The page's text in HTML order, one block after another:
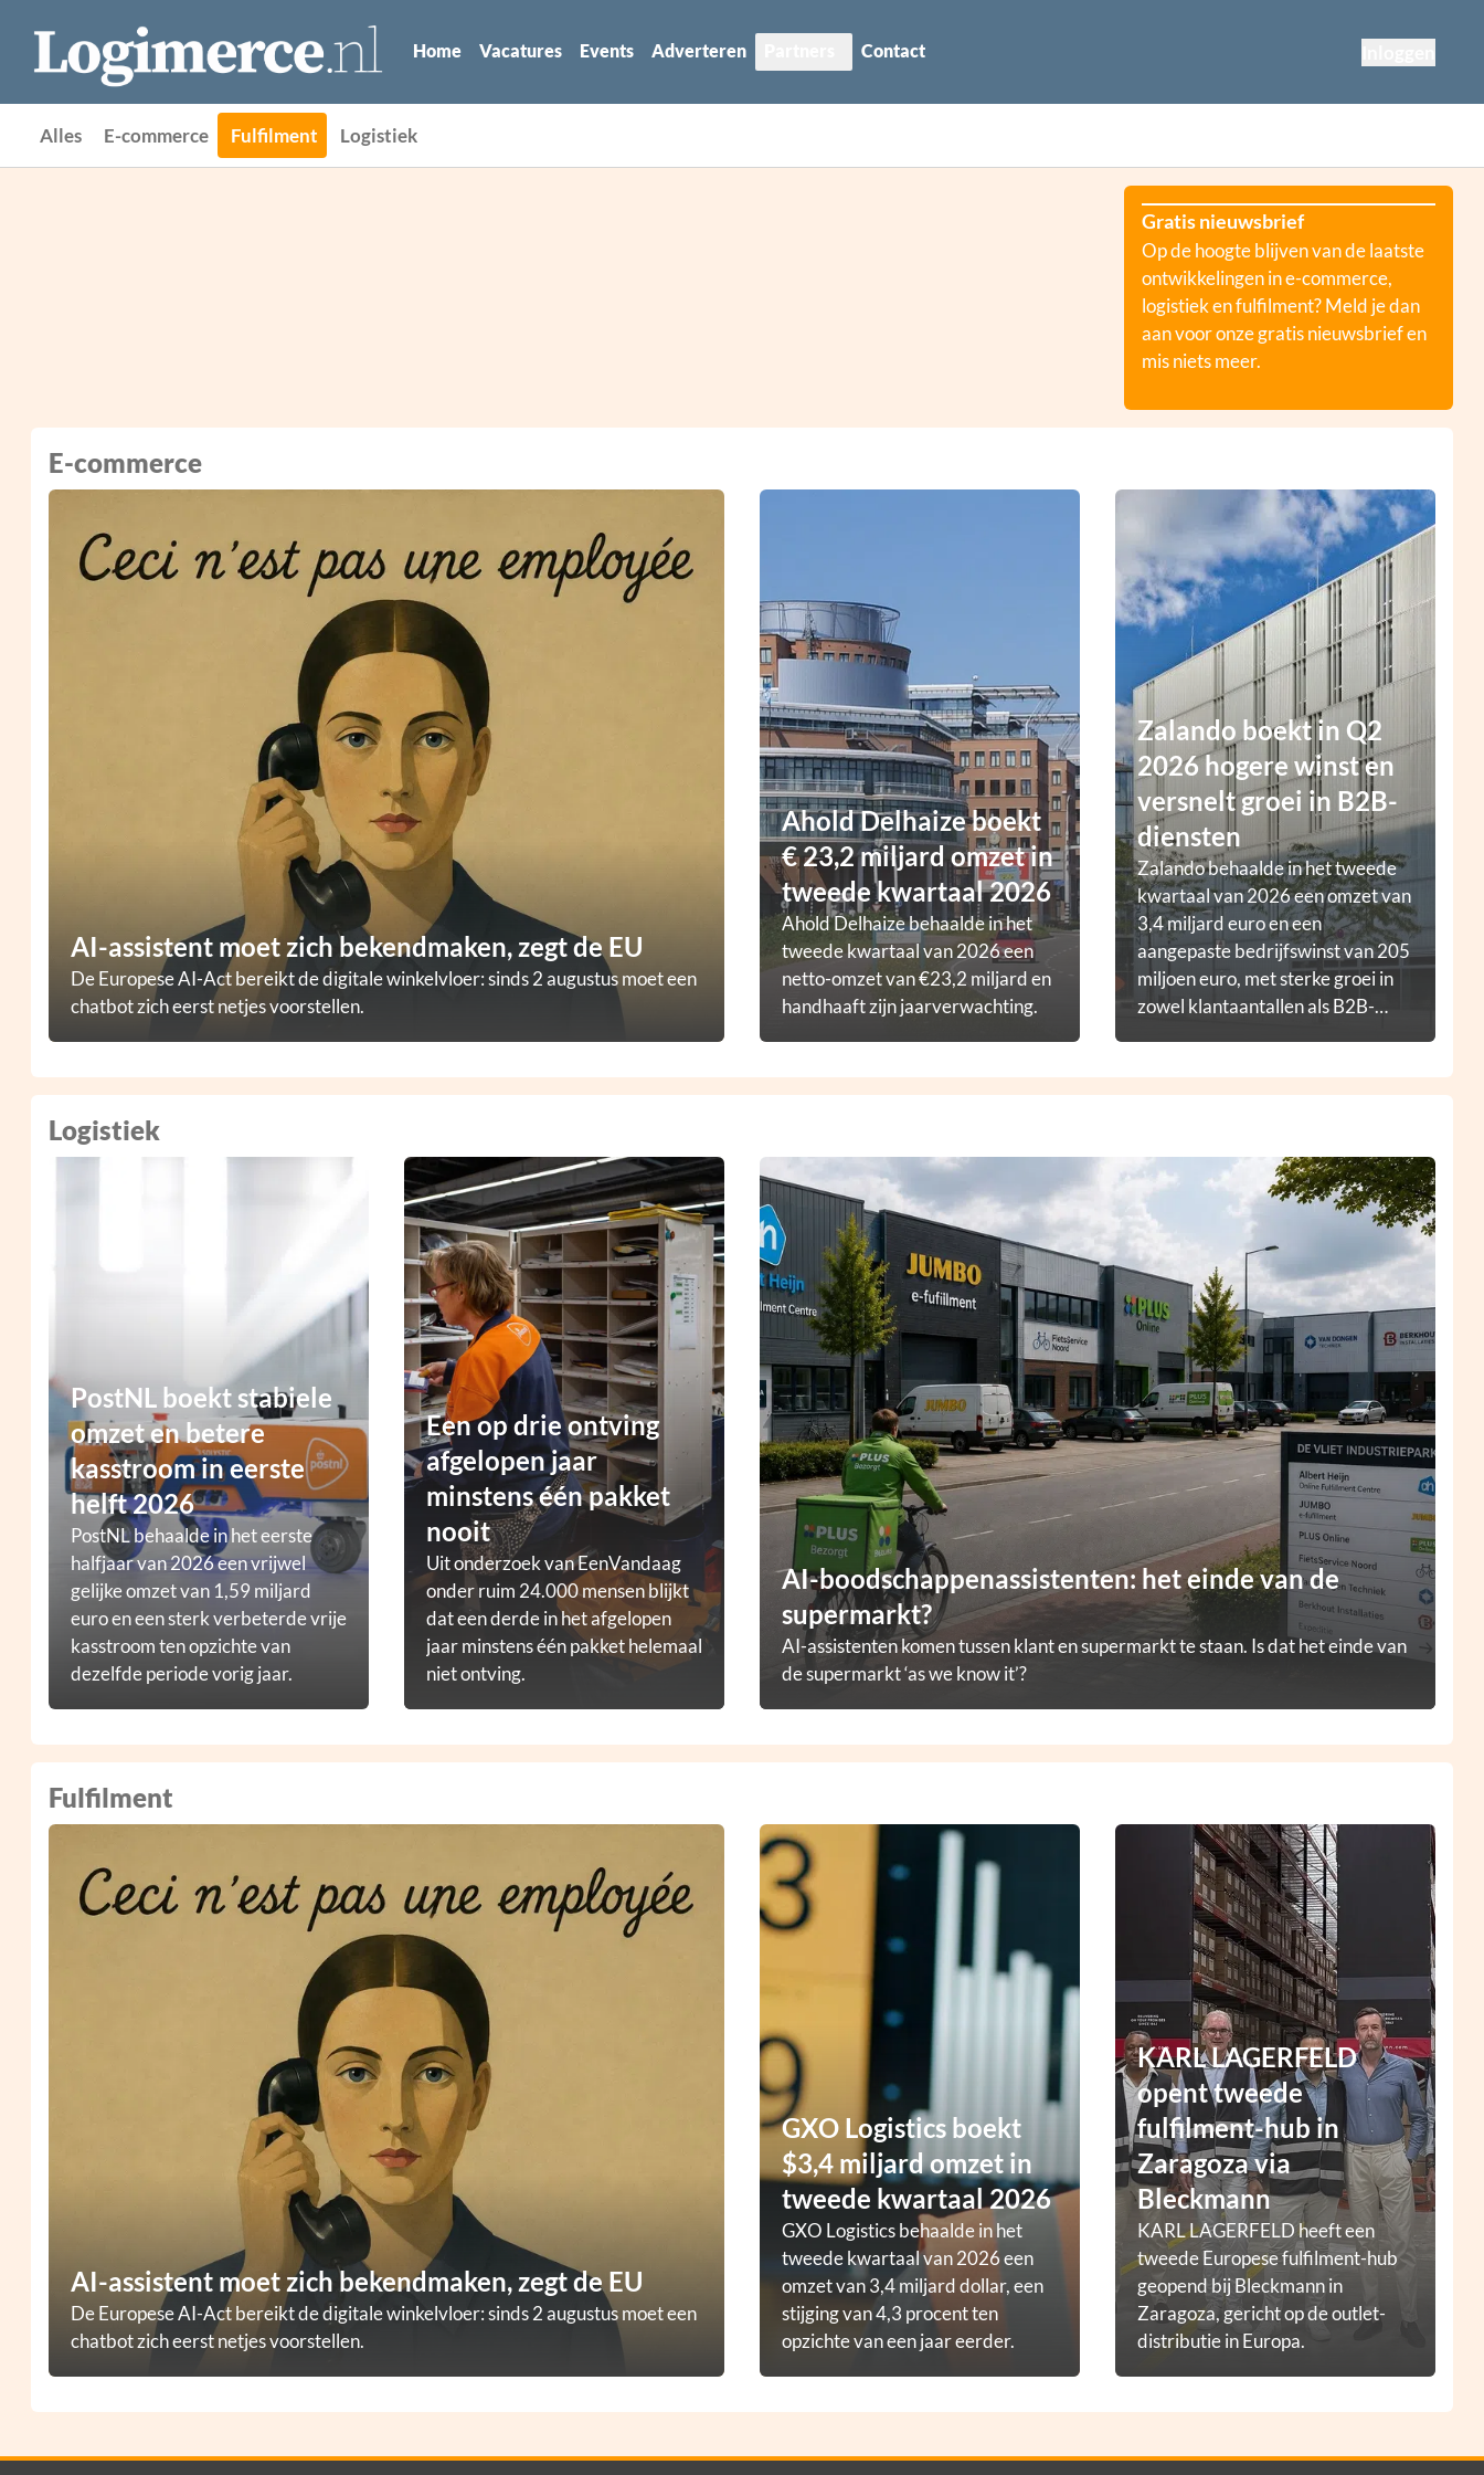
Home Vacatures Events Adverteren Contact
Alles E-commerce Fulfilment Logistiek
Gratis nieuwsbrief
Op de hoogte blijven van de laatste
ontwikkelingen in e-commerce,
logistiek en fulfilment? Meld je dan
aan voor onze gratis nieuwsbrief en
mis niets meer.
E-commerce
AI-assistent moet zich bekendmaken, zegt de EU
De Europese AI-Act bereikt de digitale winkelvloer: sinds 2 augustus moet een
chatbot zich eerst netjes voorstellen.
Ahold Delhaize boekt
€ 23,2 miljard omzet in
tweede kwartaal 2026
Ahold Delhaize behaalde in het
tweede kwartaal van 2026 een
netto-omzet van €23,2 miljard en
handhaaft zijn jaarverwachting.
Zalando boekt in Q2
2026 hogere winst en
versnelt groei in B2B-
diensten
Zalando behaalde in het tweede
kwartaal van 2026 een omzet van
3,4 miljard euro en een
aangepaste bedrijfswinst van 205
miljoen euro, met sterke groei in
zowel klantaantallen als B2B-
Logistiek
AI-boodschappenassistenten: het einde van de
supermarkt?
AI-assistenten komen tussen klant en supermarkt te staan. Is dat het einde van
de supermarkt ‘as we know it’?
PostNL boekt stabiele
omzet en betere
kasstroom in eerste
helft 2026
PostNL behaalde in het eerste
halfjaar van 2026 een vrijwel
gelijke omzet van 1,59 miljard
euro en een sterk verbeterde vrije
kasstroom ten opzichte van
dezelfde periode vorig jaar.
Een op drie ontving
afgelopen jaar
minstens één pakket
nooit
Uit onderzoek van EenVandaag
onder ruim 24.000 mensen blijkt
dat een derde in het afgelopen
jaar minstens één pakket helemaal
niet ontving.
Fulfilment
AI-assistent moet zich bekendmaken, zegt de EU
De Europese AI-Act bereikt de digitale winkelvloer: sinds 2 augustus moet een
chatbot zich eerst netjes voorstellen.
GXO Logistics boekt
$3,4 miljard omzet in
tweede kwartaal 2026
GXO Logistics behaalde in het
tweede kwartaal van 2026 een
omzet van 3,4 miljard dollar, een
stijging van 4,3 procent ten
opzichte van een jaar eerder.
KARL LAGERFELD
opent tweede
fulfilment-hub in
Zaragoza via
Bleckmann
KARL LAGERFELD heeft een
tweede Europese fulfilment-hub
geopend bij Bleckmann in
Zaragoza, gericht op de outlet-
distributie in Europa.